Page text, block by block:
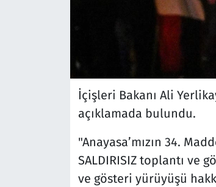
İçişleri Bakanı Ali
açıklamada bulundu.
"Anayasa’mızın 34.
SALDIRISIZ toplantı ve
ve gösteri yürüyüşü